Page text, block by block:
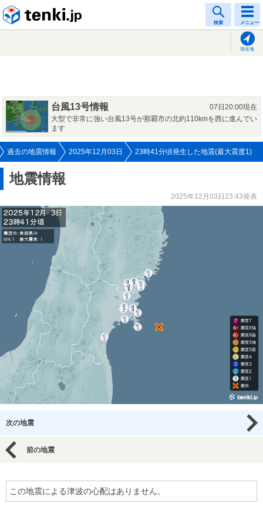
検索 メニュー
現在地
台風13号情報
07日20:00現在
大型で非常に強い台風13号が那覇市の北約110kmを西に進んでい
ます
過去の地震情報 2025年12月03日 23時41分頃発生した地震(最大震度1)
地震情報
2025年12月03日23:43発表
次の地震
前の地震
この地震による津波の心配はありません。